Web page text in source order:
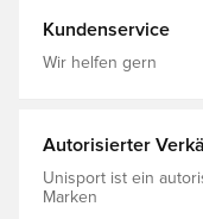
Kundenservice
Wir helfen gern
Autorisierter
Unisport ist ein
Marken